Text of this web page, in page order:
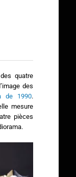
quatre
des
de 1990.
mesure
pièces